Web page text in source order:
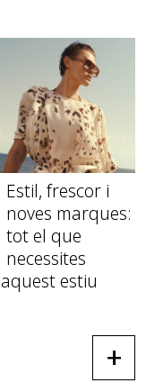
Estil, frescor i
noves marques:
tot el que
necessites
aquest estiu
+